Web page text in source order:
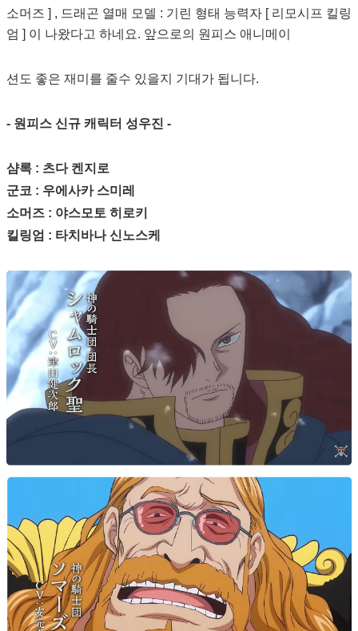
소머즈 ] , 드래곤 열매 모델 : 기린 형태 능력자 [ 리모시프 킬링
엄 ] 이 나왔다고 하네요. 앞으로의 원피스 애니메이
션도 좋은 재미를 줄수 있을지 기대가 됩니다.
- 원피스 신규 캐릭터 성우진 -
샴록 : 츠다 켄지로
군코 : 우에사카 스미레
소머즈 : 야스모토 히로키
킬링엄 : 타치바나 신노스케